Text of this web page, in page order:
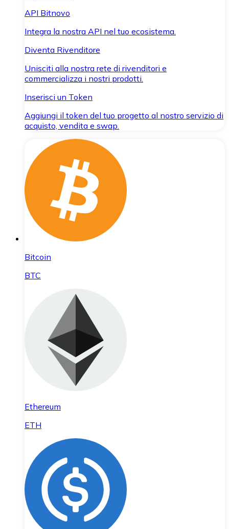
API Bitnovo
Integra la nostra API nel tuo ecosistema.
Diventa Rivenditore
Unisciti alla nostra rete di rivenditori e
commercializza i nostri prodotti.
Inserisci un Token
Aggiungi il token del tuo progetto al nostro servizio di
acquisto, vendita e swap.
Bitcoin
BTC
Ethereum
ETH